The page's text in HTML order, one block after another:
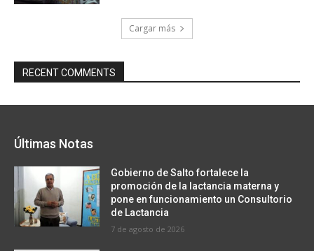
Cargar más
RECENT COMMENTS
Últimas Notas
Gobierno de Salto fortalece la
promoción de la lactancia materna y
pone en funcionamiento un Consultorio
de Lactancia
7 de agosto de 2026